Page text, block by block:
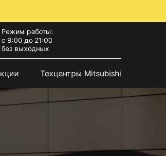
Режим работы:
с 9:00 до 21:00
без выходных
Техцентры Mitsubishi